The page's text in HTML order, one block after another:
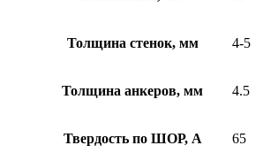
Толщина стенок, мм 4-5
Толщина анкеров, мм 4.5
Твердость по ШОР, А 65